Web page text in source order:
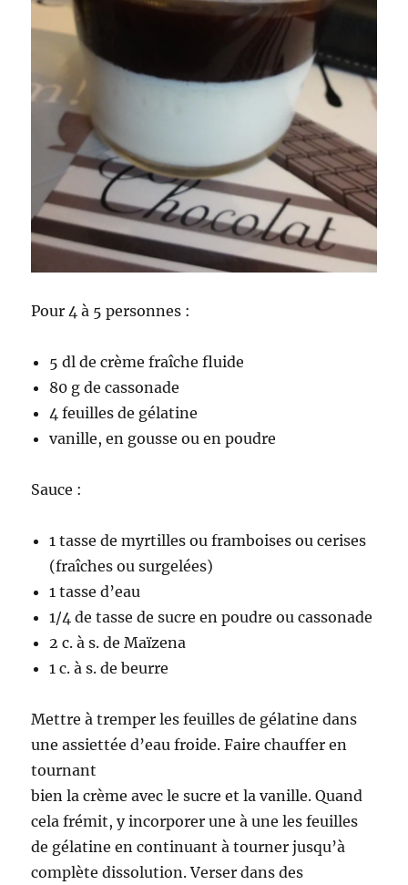
Pour 4 à 5 personnes :
5 dl de crème fraîche fluide
80 g de cassonade
4 feuilles de gélatine
vanille, en gousse ou en poudre
Sauce :
1 tasse de myrtilles ou framboises ou cerises
(fraîches ou surgelées)
1 tasse d’eau
1/4 de tasse de sucre en poudre ou cassonade
2 c. à s. de Maïzena
1 c. à s. de beurre
Mettre à tremper les feuilles de gélatine dans
une assiettée d’eau froide. Faire chauffer en
tournant
bien la crème avec le sucre et la vanille. Quand
cela frémit, y incorporer une à une les feuilles
de gélatine en continuant à tourner jusqu’à
complète dissolution. Verser dans des